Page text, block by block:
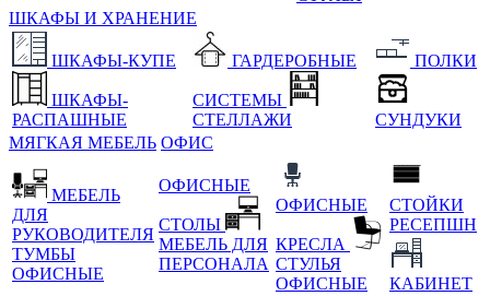
ШКАФЫ И ХРАНЕНИЕ
ШКАФЫ-КУПЕ
ШКАФЫ-
РАСПАШНЫЕ
ГАРДЕРОБНЫЕ
СИСТЕМЫ
СТЕЛЛАЖИ
ПОЛКИ
СУНДУКИ
МЯГКАЯ МЕБЕЛЬ ОФИС
МЕБЕЛЬ
ДЛЯ
РУКОВОДИТЕЛЯ
ТУМБЫ
ОФИСНЫЕ
ОФИСНЫЕ
СТОЛЫ
МЕБЕЛЬ ДЛЯ
ПЕРСОНАЛА
ОФИСНЫЕ
КРЕСЛА
СТУЛЬЯ
ОФИСНЫЕ
СТОЙКИ
РЕСЕПШН
КАБИНЕТ